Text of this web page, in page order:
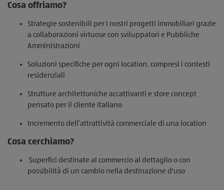
Cosa offriamo?
Strategie sostenibili per i nostri progetti immobiliari grazie
a collaborazioni virtuose con sviluppatori e Pubbliche
Amministrazioni
Soluzioni specifiche per ogni location, compresi i contesti
residenziali
Strutture architettoniche accattivanti e store concept
pensato per il cliente italiano
Incremento dell’attrattività commerciale di una location
Cosa cerchiamo?
Superfici destinate al commercio al dettaglio o con
possibilità di un cambio nella destinazione d'uso